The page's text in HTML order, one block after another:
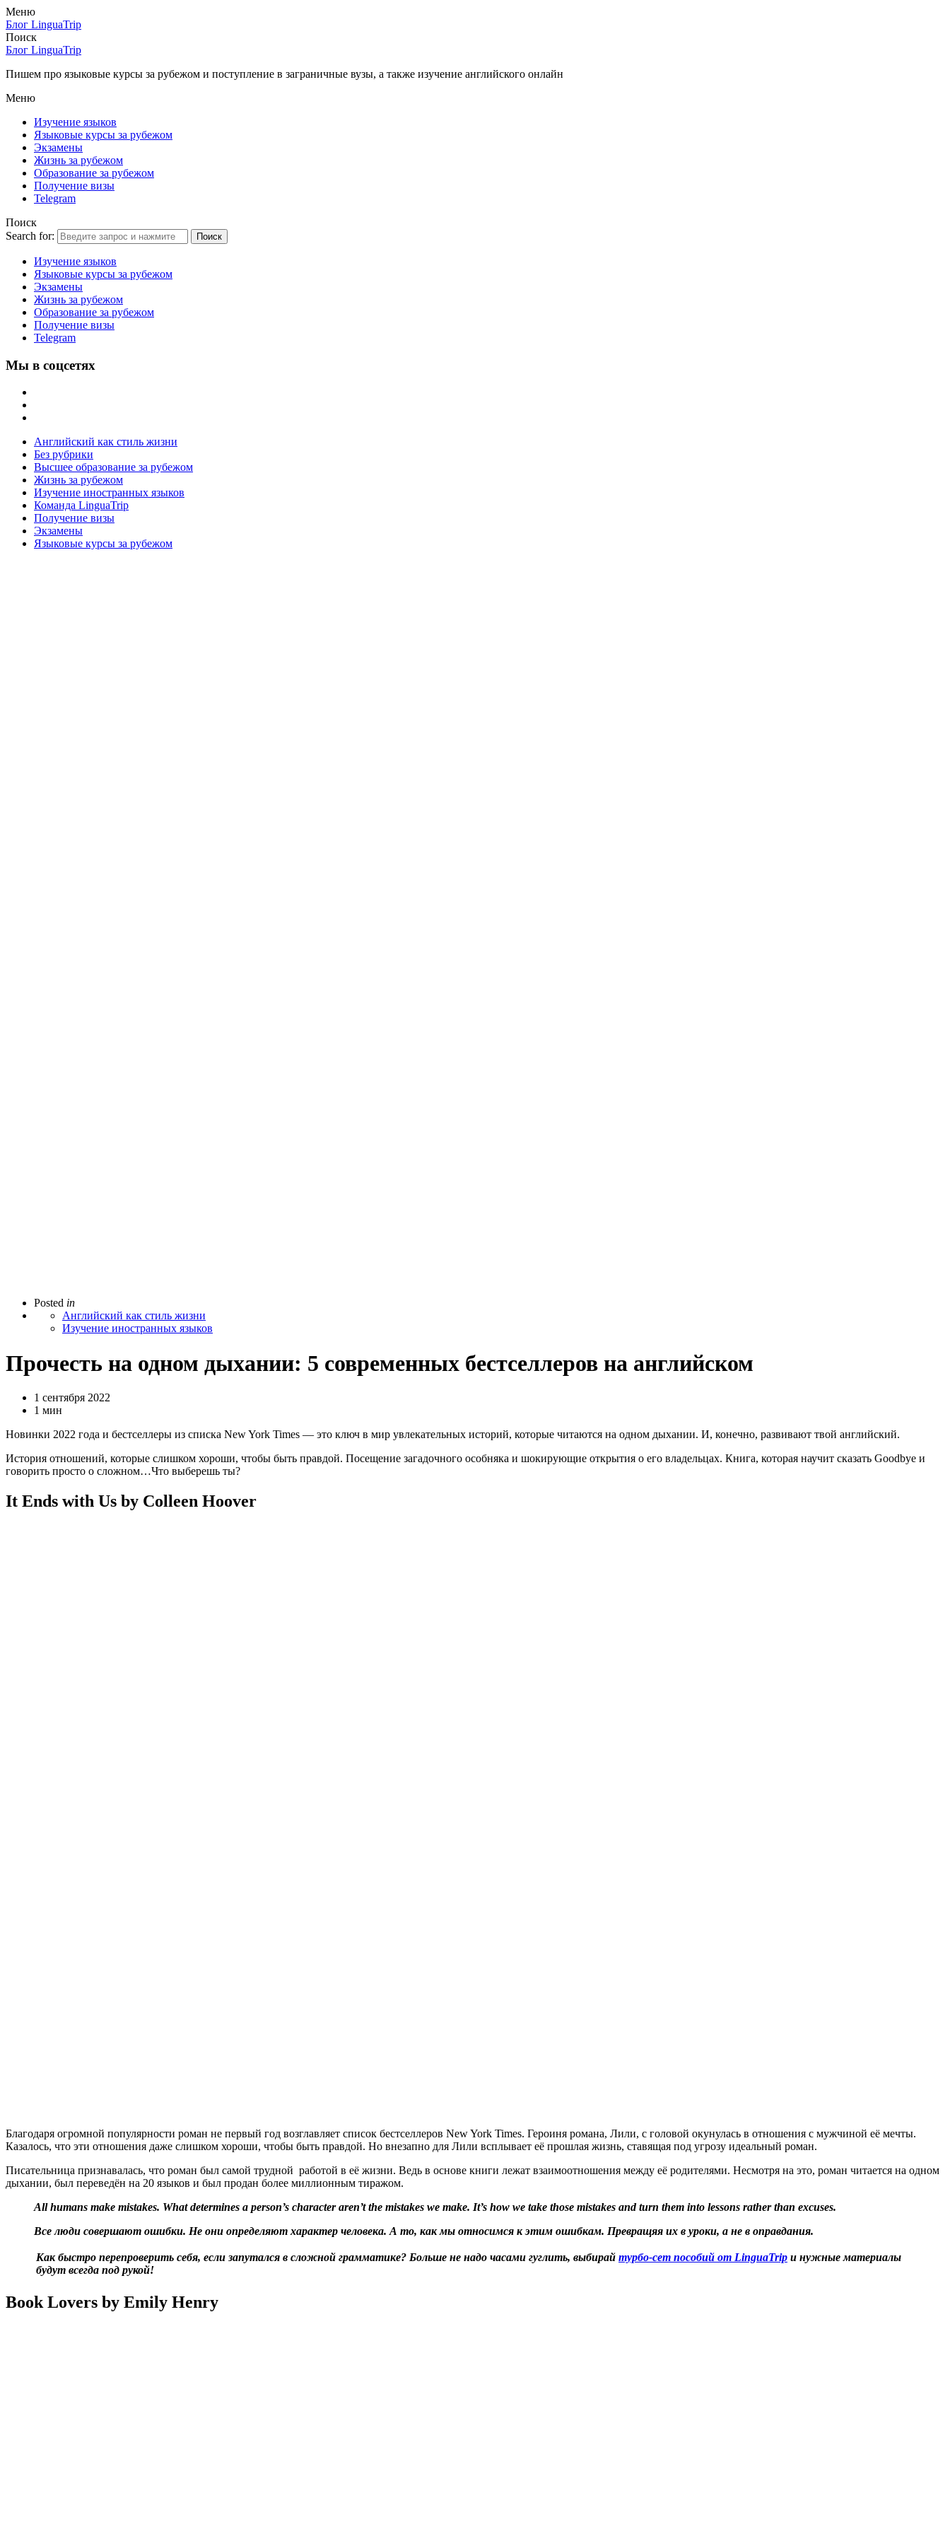
Меню
Блог LinguaTrip
Поиск
Блог LinguaTrip
Пишем про языковые курсы за рубежом и поступление в заграничные вузы, а также изучение английского онлайн
Меню
Изучение языков
Языковые курсы за рубежом
Экзамены
Жизнь за рубежом
Образование за рубежом
Получение визы
Telegram
Поиск
Search for:
Поиск
Изучение языков
Языковые курсы за рубежом
Экзамены
Жизнь за рубежом
Образование за рубежом
Получение визы
Telegram
Мы в соцсетях
Английский как стиль жизни
Без рубрики
Высшее образование за рубежом
Жизнь за рубежом
Изучение иностранных языков
Команда LinguaTrip
Получение визы
Экзамены
Языковые курсы за рубежом
Posted in
Английский как стиль жизни
Изучение иностранных языков
Прочесть на одном дыхании: 5 современных бестселлеров на английском
1 сентября 2022
1 мин
Новинки 2022 года и бестселлеры из списка New York Times — это ключ в мир увлекательных историй, которые читаются на одном дыхании. И, конечно, развивают твой английский.
История отношений, которые слишком хороши, чтобы быть правдой. Посещение загадочного особняка и шокирующие открытия о его владельцах. Книга, которая научит сказать Goodbye и
говорить просто о сложном…Что выберешь ты?
It Ends with Us by Colleen Hoover
Благодаря огромной популярности роман не первый год возглавляет список бестселлеров New York Times. Героиня романа, Лили, с головой окунулась в отношения с мужчиной её мечты.
Казалось, что эти отношения даже слишком хороши, чтобы быть правдой. Но внезапно для Лили всплывает её прошлая жизнь, ставящая под угрозу идеальный роман.
Писательница признавалась, что роман был самой трудной работой в её жизни. Ведь в основе книги лежат взаимоотношения между её родителями. Несмотря на это, роман читается на одном
дыхании, был переведён на 20 языков и был продан более миллионным тиражом.
All humans make mistakes. What determines a person’s character aren’t the mistakes we make. It’s how we take those mistakes and turn them into lessons rather than excuses.
Все люди совершают ошибки. Не они определяют характер человека. А то, как мы относимся к этим ошибкам. Превращяя их в уроки, а не в оправдания.
Как быстро перепроверить себя, если запутался в сложной грамматике? Больше не надо часами гуглить, выбирай турбо-сет пособий от LinguaTrip и нужные материалы
будут всегда под рукой!
Book Lovers by Emily Henry